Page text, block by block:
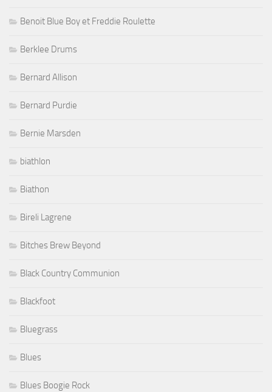
Benoit Blue Boy et Freddie Roulette
Berklee Drums
Bernard Allison
Bernard Purdie
Bernie Marsden
biathlon
Biathon
Bireli Lagrene
Bitches Brew Beyond
Black Country Communion
Blackfoot
Bluegrass
Blues
Blues Boogie Rock